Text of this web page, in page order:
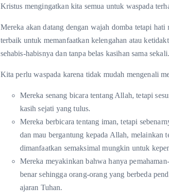
Kristus mengingatkan kita semua untuk waspada
Mereka akan datang dengan wajah domba tetapi hati
terbaik untuk memanfaatkan kelengahan atau
sehabis-habisnya dan tanpa belas kasihan sama sekali.
Kita perlu waspada karena tidak mudah mengenali
Mereka senang bicara tentang Allah, tetapi
kasih sejati yang tulus.
Mereka berbicara tentang iman, tetapi
dan mau bergantung kepada Allah, melainkan
dimanfaatkan semaksimal mungkin untuk
Mereka meyakinkan bahwa hanya
benar sehingga orang-orang yang berbeda
ajaran Tuhan.